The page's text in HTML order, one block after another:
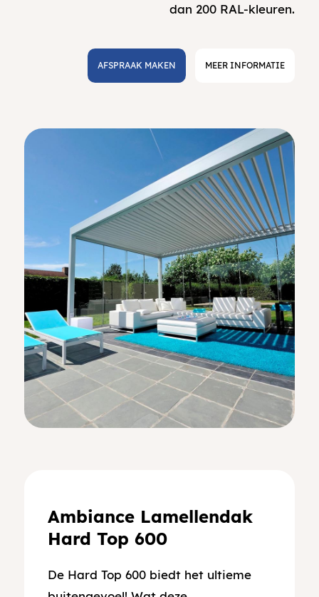
dan 200 RAL-kleuren.
AFSPRAAK MAKEN MEER INFORMATIE
Ambiance Lamellendak
Hard Top 600
De Hard Top 600 biedt het ultieme